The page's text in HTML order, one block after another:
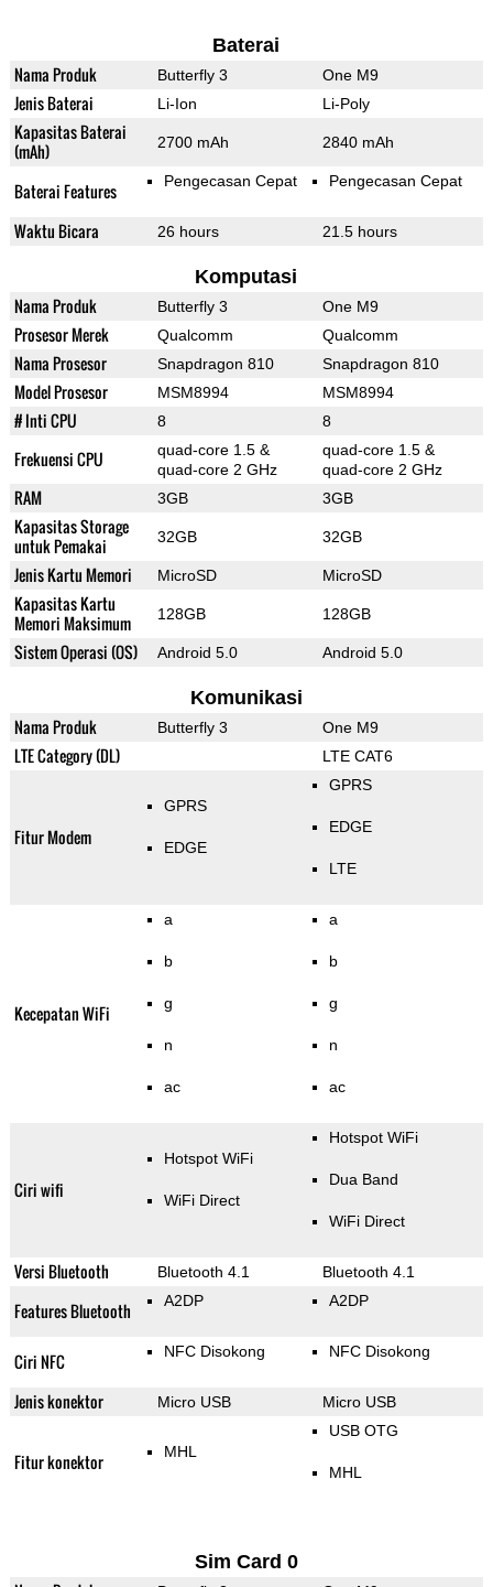
Baterai
Nama Produk Butterfly 3 One M9
Jenis Baterai Li-Ion Li-Poly
Kapasitas Baterai
(mAh)
2700 mAh 2840 mAh
Baterai Features Pengecasan Cepat Pengecasan Cepat
Waktu Bicara 26 hours 21.5 hours
Komputasi
Nama Produk Butterfly 3 One M9
Prosesor Merek Qualcomm Qualcomm
Nama Prosesor Snapdragon 810 Snapdragon 810
Model Prosesor MSM8994 MSM8994
# Inti CPU 8 8
Frekuensi CPU
quad-core 1.5 &
quad-core 2 GHz
quad-core 1.5 &
quad-core 2 GHz
RAM 3GB 3GB
Kapasitas Storage
untuk Pemakai
32GB 32GB
Jenis Kartu Memori MicroSD MicroSD
Kapasitas Kartu
Memori Maksimum
128GB 128GB
Sistem Operasi (OS) Android 5.0 Android 5.0
Komunikasi
Nama Produk Butterfly 3 One M9
LTE Category (DL) LTE CAT6
Fitur Modem
GPRS
EDGE
GPRS
EDGE
LTE
Kecepatan WiFi
a
b
g
n
ac
a
b
g
n
ac
Ciri wifi
Hotspot WiFi
WiFi Direct
Hotspot WiFi
Dua Band
WiFi Direct
Versi Bluetooth Bluetooth 4.1 Bluetooth 4.1
Features Bluetooth A2DP A2DP
Ciri NFC NFC Disokong NFC Disokong
Jenis konektor Micro USB Micro USB
Fitur konektor MHL
USB OTG
MHL
Sim Card 0